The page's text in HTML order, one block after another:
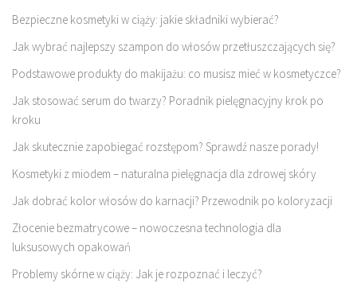
Bezpieczne kosmetyki w ciąży: jakie składniki wybierać?
Jak wybrać najlepszy szampon do włosów przetłuszczających się?
Podstawowe produkty do makijażu: co musisz mieć w kosmetyczce?
Jak stosować serum do twarzy? Poradnik pielęgnacyjny krok po
kroku
Jak skutecznie zapobiegać rozstępom? Sprawdź nasze porady!
Kosmetyki z miodem – naturalna pielęgnacja dla zdrowej skóry
Jak dobrać kolor włosów do karnacji? Przewodnik po koloryzacji
Złocenie bezmatrycowe – nowoczesna technologia dla
luksusowych opakowań
Problemy skórne w ciąży: Jak je rozpoznać i leczyć?